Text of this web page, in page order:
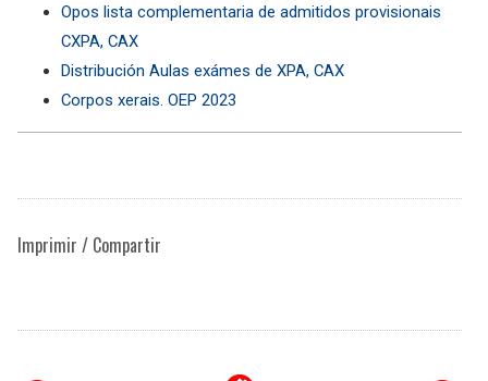
Opos lista complementaria de admitidos provisionais
CXPA, CAX
Distribución Aulas exámes de XPA, CAX
Corpos xerais. OEP 2023
Imprimir / Compartir